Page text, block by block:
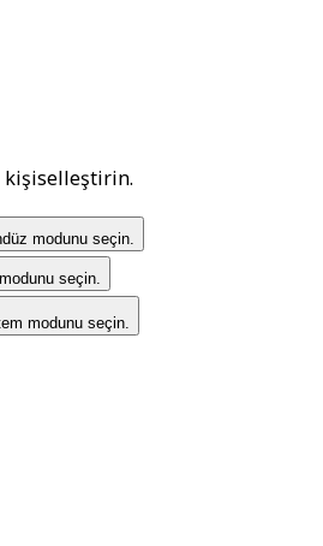
modunu seçin.
seçin.
modunu seçin.